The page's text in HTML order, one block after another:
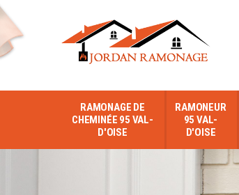
RAMONAGE DE
CHEMINÉE 95 VAL-
D'OISE
RAMONEUR
95 VAL-
D'OISE